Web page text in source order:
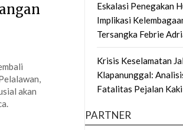
akan
Eskalasi Penegakan
Implikasi
Tersangka Febrie
Krisis Keselamatan
Klapanunggal:
Fatalitas Pejalan
PARTNER